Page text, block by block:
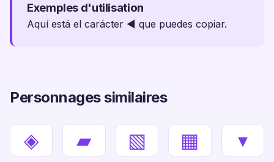
Exemples d'utilisation
Aquí está el carácter ◄ que puedes copiar.
Personnages similaires
◈ ▰ ▧ ▦ ▾